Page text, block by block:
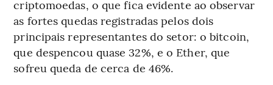
criptomoedas, o que fica evidente ao observar
as fortes quedas registradas pelos dois
principais representantes do setor: o bitcoin,
que despencou quase 32%, e o Ether, que
sofreu queda de cerca de 46%.